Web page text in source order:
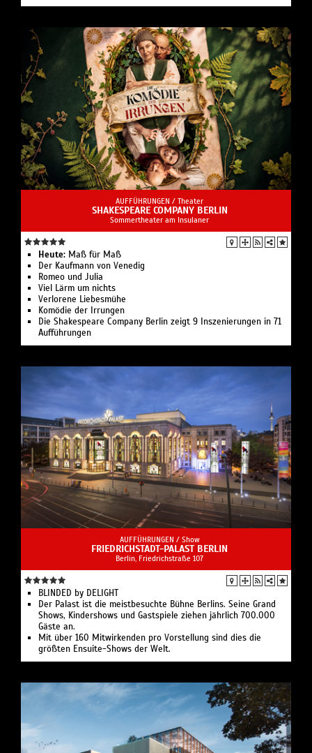
AUFFÜHRUNGEN / Theater
SHAKESPEARE COMPANY BERLIN
Sommertheater am Insulaner
Heute: Maß für Maß
Der Kaufmann von Venedig
Romeo und Julia
Viel Lärm um nichts
Verlorene Liebesmühe
Komödie der Irrungen
Die Shakespeare Company Berlin zeigt 9 Inszenierungen in 71
Aufführungen
AUFFÜHRUNGEN / Show
FRIEDRICHSTADT-PALAST BERLIN
Berlin, Friedrichstraße 107
BLINDED by DELIGHT
Der Palast ist die meistbesuchte Bühne Berlins. Seine Grand
Shows, Kindershows und Gastspiele ziehen jährlich 700.000
Gäste an.
Mit über 160 Mitwirkenden pro Vorstellung sind dies die
größten Ensuite-Shows der Welt.